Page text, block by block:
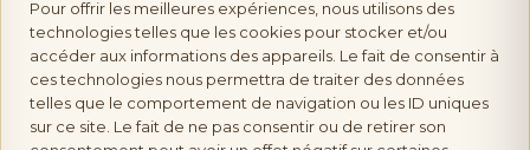
Pour offrir les meilleures expériences, nous utilisons des
technologies telles que les cookies pour stocker et/ou
accéder aux informations des appareils. Le fait de consentir à
ces technologies nous permettra de traiter des données
telles que le comportement de navigation ou les ID uniques
sur ce site. Le fait de ne pas consentir ou de retirer son
Vente d’alcool :l’abus d’alcool est dangereux pour la
santé, à consommer avec modération. Vente interdite aux mineurs.